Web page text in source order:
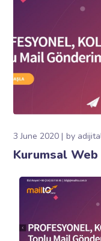
3 June 2020 by
Kurumsal